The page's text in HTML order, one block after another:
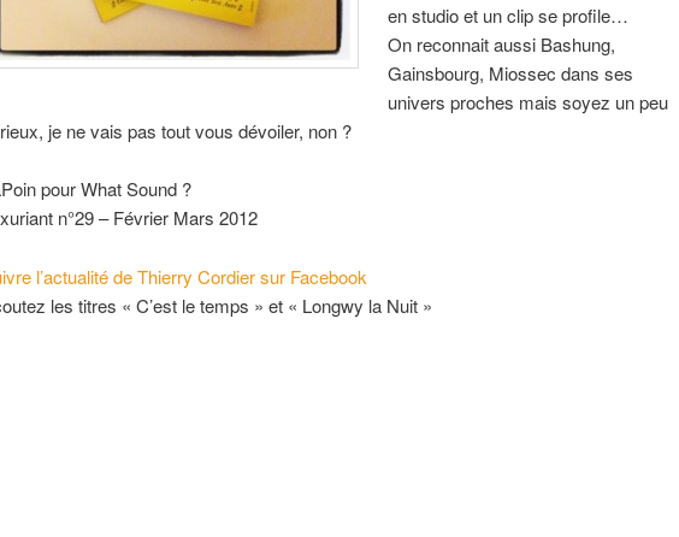
en studio et un clip se profile…
On reconnait aussi Bashung,
Gainsbourg, Miossec dans ses
univers proches mais soyez un peu
je ne vais pas tout vous dévoiler, non ?
pour What Sound ?
n°29 – Février Mars 2012
l’actualité de Thierry Cordier sur Facebook
les titres « C’est le temps » et « Longwy la Nuit »